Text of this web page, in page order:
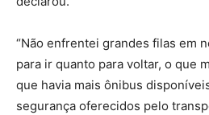
“Não enfrentei grandes filas em
para ir quanto para voltar, o que
que havia mais ônibus
segurança oferecidos pelo